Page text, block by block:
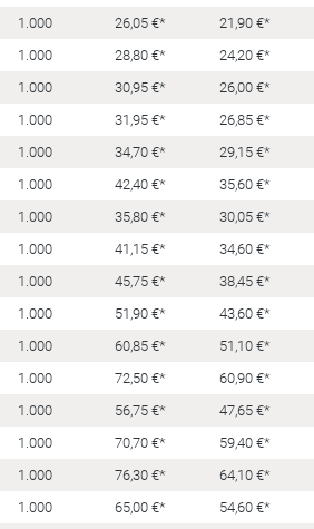
1.000 26,05 €* 21,90 €*
1.000 28,80 €* 24,20 €*
1.000 30,95 €* 26,00 €*
1.000 31,95 €* 26,85 €*
1.000 34,70 €* 29,15 €*
1.000 42,40 €* 35,60 €*
1.000 35,80 €* 30,05 €*
1.000 41,15 €* 34,60 €*
1.000 45,75 €* 38,45 €*
1.000 51,90 €* 43,60 €*
1.000 60,85 €* 51,10 €*
1.000 72,50 €* 60,90 €*
1.000 56,75 €* 47,65 €*
1.000 70,70 €* 59,40 €*
1.000 76,30 €* 64,10 €*
1.000 65,00 €* 54,60 €*